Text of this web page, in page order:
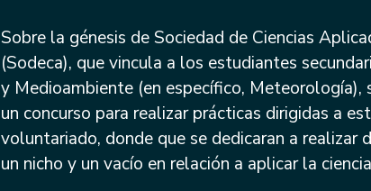
Sobre la génesis de Sociedad de Ciencias
(Sodeca), que vincula a los estudiantes
y Medioambiente (en específico, Meteorología),
un concurso para realizar prácticas dirigidas a
voluntariado, donde que se dedicaran a realizar
un nicho y un vacío en relación a aplicar la